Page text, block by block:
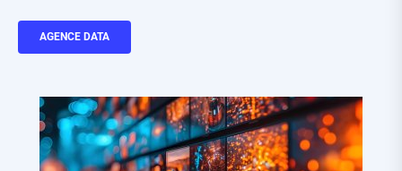
AGENCE DATA